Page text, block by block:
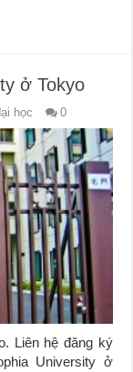
ở Tokyo
học 0
Liên hệ đăng ký
University ở